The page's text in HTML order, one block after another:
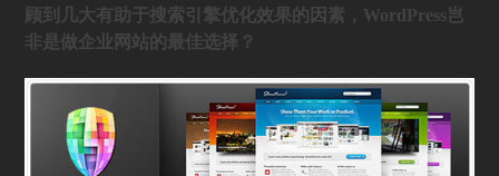
顾到几大有助于搜索引擎优化效果的因素，WordPress岂
非是做企业网站的最佳选择？